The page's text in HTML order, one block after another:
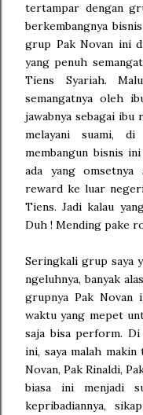
tertampar dengan
berkembangnya
grup Pak Novan ini
yang penuh
Tiens Syariah.
semangatnya oleh
jawabnya sebagai ibu
melayani suami,
membangun bisnis
ada yang omsetnya
reward ke luar
Tiens. Jadi kalau
Duh ! Mending pake
Seringkali grup saya
ngeluhnya, banyak
grupnya Pak Novan
waktu yang mepet
saja bisa perform.
ini, saya malah
Novan, Pak Rinaldi,
biasa ini menjadi
kepribadiannya,